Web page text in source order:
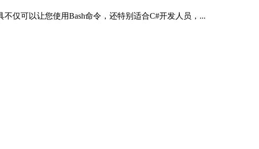
仅可以让您使用Bash命令，还特别适合C#开发人员，...